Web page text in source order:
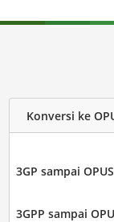
Konversi ke
3GP sampai OPUS
3GPP sampai